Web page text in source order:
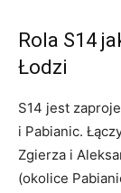
Rola S14
Łodzi
S14 jest
i Pabianic.
Zgierza i
(okolice